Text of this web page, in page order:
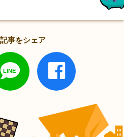
事をシェア